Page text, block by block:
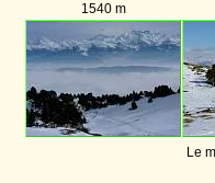
1540 m
Le